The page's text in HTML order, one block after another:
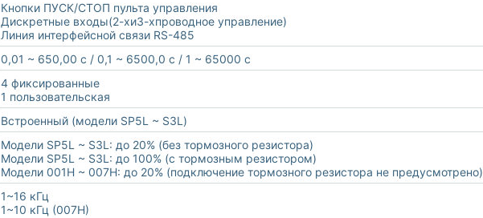
Кнопки ПУСК/СТОП пульта управления
Дискретные входы(2-хи3-хпроводное управление)
Линия интерфейсной связи RS-485
0,01 ~ 650,00 с / 0,1 ~ 6500,0 с / 1 ~ 65000 с
4 фиксированные
1 пользовательская
Встроенный (модели SP5L ~ S3L)
Модели SP5L ~ S3L: до 20% (без тормозного резистора)
Модели SP5L ~ S3L: до 100% (с тормозным резистором)
Модели 001Н ~ 007Н: до 20% (подключение тормозного резистора не предусмотрено)
1~16 кГц
1~10 кГц (007Н)